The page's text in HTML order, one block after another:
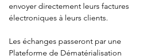
envoyer directement leurs factures
électroniques à leurs clients.
Les échanges passeront par une
Plateforme de Dématérialisation